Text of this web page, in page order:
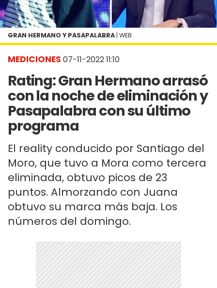
MEDICIONES 07-11-2022 11:10
Rating: Gran Hermano arrasó
con la noche de eliminación y
Pasapalabra con su último
programa
El reality conducido por Santiago del
Moro, que tuvo a Mora como tercera
eliminada, obtuvo picos de 23
puntos. Almorzando con Juana
obtuvo su marca más baja. Los
números del domingo.
GRAN HERMANO Y PASAPALABRA | WEB